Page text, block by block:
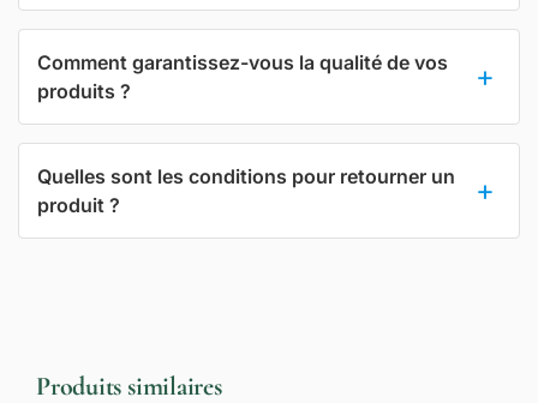
Comment garantissez-vous la qualité de vos
produits ?
Quelles sont les conditions pour retourner un
produit ?
Produits similaires